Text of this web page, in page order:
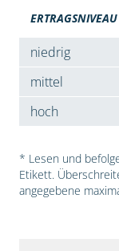
ERTRAGSNIVEAU
niedrig
mittel
hoch
* Lesen und
Etikett.
angegebene